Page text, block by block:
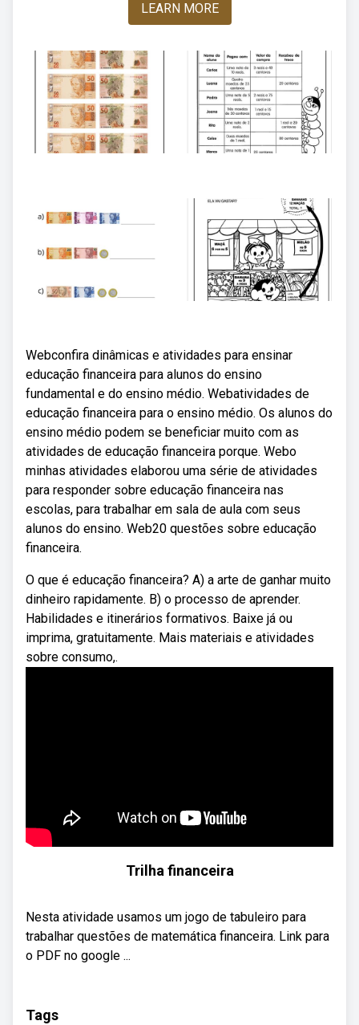
LEARN MORE
Webconfira dinâmicas e atividades para ensinar
educação financeira para alunos do ensino
fundamental e do ensino médio. Webatividades de
educação financeira para o ensino médio. Os alunos do
ensino médio podem se beneficiar muito com as
atividades de educação financeira porque. Webo
minhas atividades elaborou uma série de atividades
para responder sobre educação financeira nas
escolas, para trabalhar em sala de aula com seus
alunos do ensino. Web20 questões sobre educação
financeira.
O que é educação financeira? A) a arte de ganhar muito
dinheiro rapidamente. B) o processo de aprender.
Habilidades e itinerários formativos. Baixe já ou
imprima, gratuitamente. Mais materiais e atividades
sobre consumo,.
Trilha financeira
Nesta atividade usamos um jogo de tabuleiro para
trabalhar questões de matemática financeira. Link para
o PDF no google ...
Tags